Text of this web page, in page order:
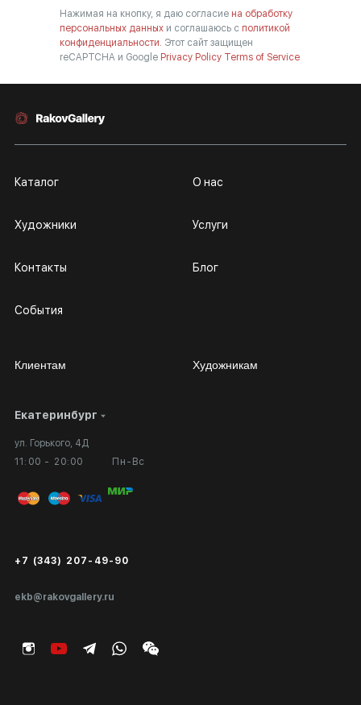
Нажимая на кнопку, я даю согласие на обработку
персональных данных и соглашаюсь с политикой
конфиденциальности. Этот сайт защищен
reCAPTCHA и Google Privacy Policy Terms of Service
Екатеринбург
ул. Горького, 4Д
11:00 - 20:00
Пн-Вс
ekb@rakovgallery.ru
+7 (343) 207-49-90
Каталог
Художники
Контакты
События
О нас
Услуги
Блог
Клиентам
Личный кабинет
Вопросы и ответы
Публичная оферта
Экспертиза/Вывоз за границу
Подарочные сертификаты
Художникам
Сотрудничество
Выставка в галерее